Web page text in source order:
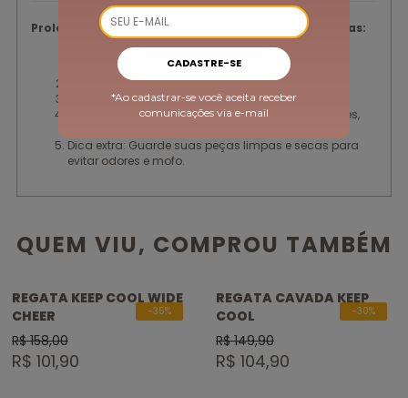
Prolongue a vida útil das suas peças com essas dicas:
Vire a peça do avesso e lave logo após o uso com
sabão neutro e água fria.
Lave suas peças à mão.
Seque em local ventilado.
Evite deixar de molho e torcer. Não utilizar alvejantes,
Dica extra: Guarde suas peças limpas e secas para
evitar odores e mofo.
QUEM VIU, COMPROU TAMBÉM
REGATA KEEP COOL WIDE
CHEER
R$ 158,00
R$ 101,90
-35%
REGATA CAVADA KEEP
COOL
R$ 149,90
R$ 104,90
-30%
CADASTRE-SE
*Ao cadastrar-se você aceita receber
comunicações via e-mail